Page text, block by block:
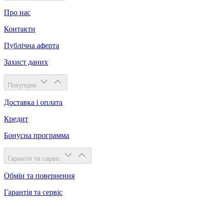
Про нас
Контакти
Публічна аферта
Захист даних
Покупцям
Доставка і оплата
Кредит
Бонусна программа
Гарантія та сервіс
Обмін та повернення
Гарантія та сервіс